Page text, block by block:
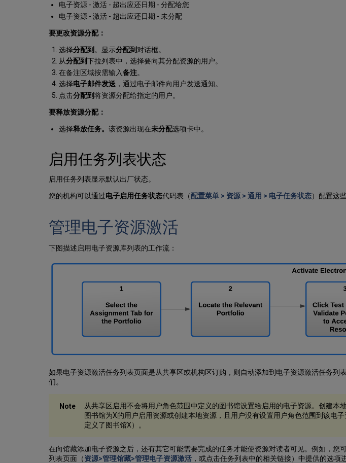
电子资源 - 激活 - 超出应还日期 - 分配给您
电子资源 - 激活 - 超出应还日期 - 未分配
要更改资源分配：
选择分配到 。显示分配到 对话框。
从分配到下拉列表中，选择要向其分配资源的用户。
在备注区域按需输入备注。
选择电子邮件发送 ，通过电子邮件向用户发送通知。
点击分配到将资源分配给指定的用户。
要释放资源分配：
选择释放任务。 该资源出现在未分配选项卡中。
启用任务列表状态
启用任务列表显示默认出厂状态。
您的机构可以通过电子启用任务状态代码表（配置菜单 > 资源 > 通用 > 电子任务状态）配置这
管理电子资源激活
下图描述启用电子资源库列表的工作流：
如果电子资源激活任务列表页面是从共享区或机构区订购，则自动添加到电子资源激活任务列
们。
从共享区启用不会将用户角色范围中定义的图书馆设置给启用的电子资源。创建本
图书馆为X的用户启用资源或创建本地资源，且用户没有设置用户角色范围到该电
定义了图书馆X）。
在向馆藏添加电子资源之后，还有其它可能需要完成的任务才能使资源对读者可见。例如，
列表页面（资源>管理馆藏>管理电子资源激活 ，或点击任务列表中的相关链接）中提供的选项